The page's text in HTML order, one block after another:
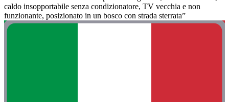
caldo insopportabile senza condizionatore, TV vecchia e non
funzionante, posizionato in un bosco con strada sterrata”